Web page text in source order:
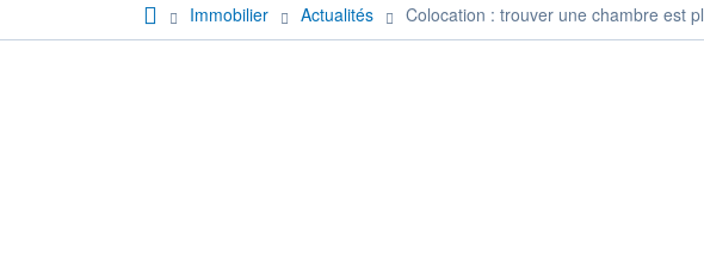
Immobilier Actualités Colocation : trouver une chambre est